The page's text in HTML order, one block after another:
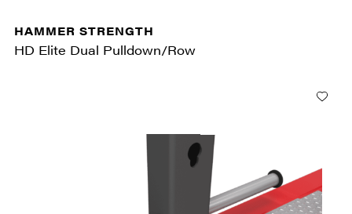
HAMMER STRENGTH
HD Elite Dual Pulldown/Row